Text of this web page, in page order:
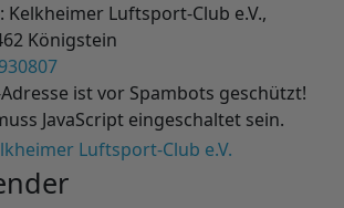
Kelkheimer Luftsport-Club e.V.,
Königstein
ist vor Spambots geschützt!
JavaScript eingeschaltet sein.